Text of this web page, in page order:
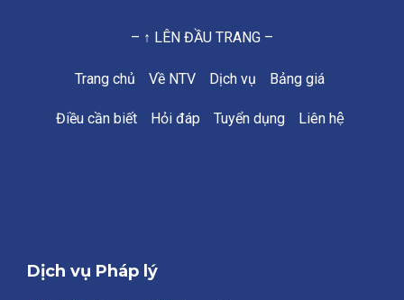
– ↑ LÊN ĐẦU TRANG –
Trang chủ Về NTV Dịch vụ Bảng giá
Điều cần biết Hỏi đáp Tuyển dụng Liên hệ
Dịch vụ Pháp lý